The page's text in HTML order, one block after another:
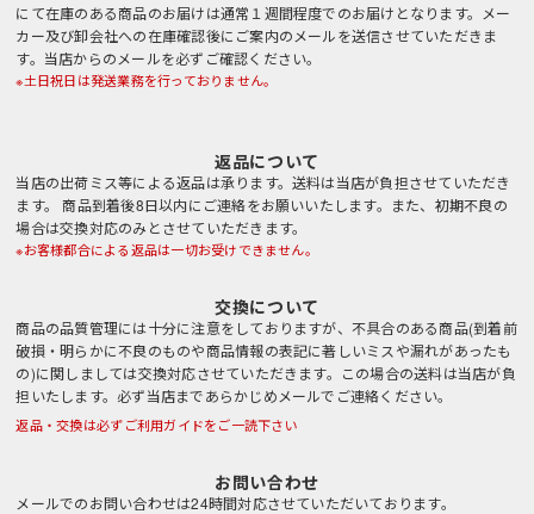
にて在庫のある商品のお届けは通常１週間程度でのお届けとなります。メー
カー及び卸会社への在庫確認後にご案内のメールを送信させていただきま
す。当店からのメールを必ずご確認ください。
※土日祝日は発送業務を行っておりません。
返品について
当店の出荷ミス等による返品は承ります。送料は当店が負担させていただき
ます。 商品到着後8日以内にご連絡をお願いいたします。また、初期不良の
場合は交換対応のみとさせていただきます。
※お客様都合による返品は一切お受けできません。
交換について
商品の品質管理には十分に注意をしておりますが、不具合のある商品(到着前
破損・明らかに不良のものや商品情報の表記に著しいミスや漏れがあったも
の)に関しましては交換対応させていただきます。この場合の送料は当店が負
担いたします。必ず当店まであらかじめメールでご連絡ください。
返品・交換は必ずご利用ガイドをご一読下さい
お問い合わせ
メールでのお問い合わせは24時間対応させていただいております。